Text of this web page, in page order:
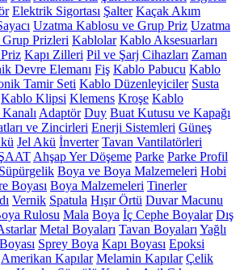
Elektrik Sigortası Şalter Kaçak Akım
Uzatma Kablosu ve Grup Priz Uzatma
Prizleri Kablolar Kablo Aksesuarları
Kapı Zilleri Pil ve Şarj Cihazları Zaman
Devre Elemanı Fiş Kablo Pabucu Kablo
Tamir Seti Kablo Düzenleyiciler Susta
Kablo Klipsi Klemens Kroşe Kablo
Adaptör Duy Buat Kutusu ve Kapağı
ve Zincirleri Enerji Sistemleri Güneş
Jel Akü İnverter Tavan Vantilatörleri
Ahşap Yer Döşeme Parke Parke Profil
Süpürgelik Boya ve Boya Malzemeleri Hobi
Boyası Boya Malzemeleri Tinerler
Vernik Spatula Hışır Örtü Duvar Macunu
Rulosu Mala Boya İç Cephe Boyalar Dış
Metal Boyaları Tavan Boyaları Yağlı
Sprey Boya Kapı Boyası Epoksi
Amerikan Kapılar Melamin Kapılar Çelik